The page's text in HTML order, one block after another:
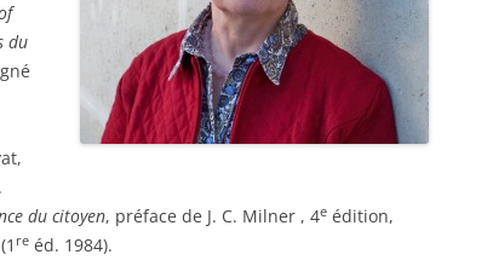
du
du citoyen, préface de J. C. Milner , 4e édition,
re éd. 1984).